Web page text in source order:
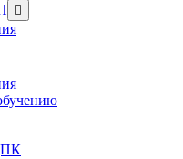
Show
sub
menu